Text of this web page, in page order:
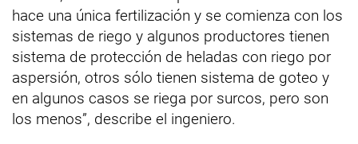
hace una única fertilización y se comienza con los
sistemas de riego y algunos productores tienen
sistema de protección de heladas con riego por
aspersión, otros sólo tienen sistema de goteo y
en algunos casos se riega por surcos, pero son
los menos”, describe el ingeniero.